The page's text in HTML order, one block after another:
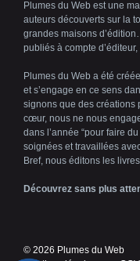
Plumes du Web est une
auteurs découverts sur la
grandes maisons
publiés à compte
Plumes du Web a été
et s’engage en ce sens
signons que des créations
cœur, nous ne nous
dans l’année “pour faire
soignées et travaillées
Bref, nous éditons les
Découvrez sans plus
© 2026 Plumes du Web